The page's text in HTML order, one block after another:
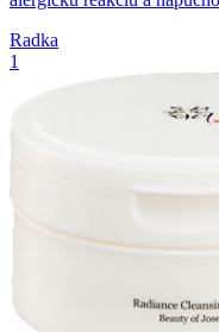
Radka
1